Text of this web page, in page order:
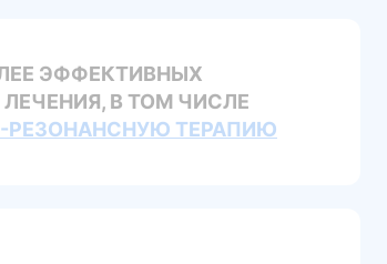
ЭФФЕКТИВНЫХ
В ТОМ ЧИСЛЕ
РЕЗОНАНСНУЮ ТЕРАПИЮ